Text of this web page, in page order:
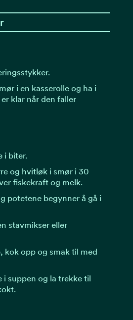
i en kasserolle og ha i
klar når den faller
i biter.
og hvitløk i smør i 30
fiskekraft og melk.
potetene begynner å gå i
stavmikser eller
kok opp og smak til med
i suppen og la trekke til